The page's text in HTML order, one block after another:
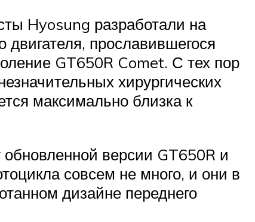
Hyosung разработали на
прославившегося
GT650R Comet. С тех пор
хирургических
максимально близка к
версии GT650R и
совсем не много, и они в
дизайне переднего